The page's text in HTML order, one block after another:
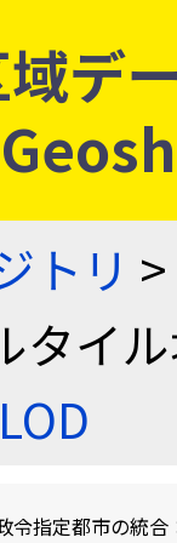
デ
トリ >
タイ
令指定都市の統